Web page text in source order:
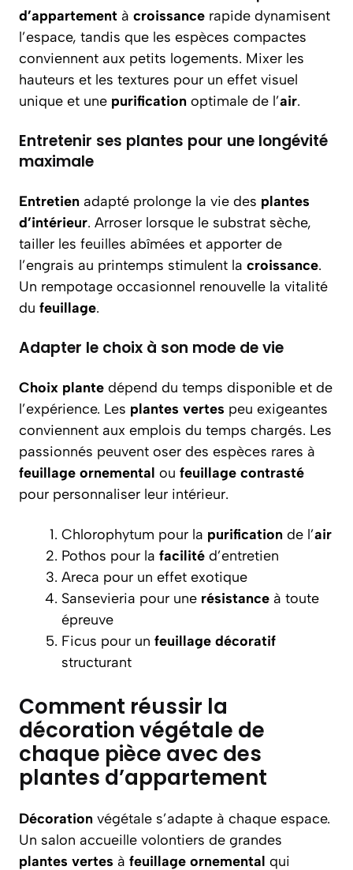
d’appartement à croissance rapide dynamisent
l’espace, tandis que les espèces compactes
conviennent aux petits logements. Mixer les
hauteurs et les textures pour un effet visuel
unique et une purification optimale de l’air.
Entretenir ses plantes pour une longévité
maximale
Entretien adapté prolonge la vie des plantes
d’intérieur. Arroser lorsque le substrat sèche,
tailler les feuilles abîmées et apporter de
l’engrais au printemps stimulent la croissance.
Un rempotage occasionnel renouvelle la vitalité
du feuillage.
Adapter le choix à son mode de vie
Choix plante dépend du temps disponible et de
l’expérience. Les plantes vertes peu exigeantes
conviennent aux emplois du temps chargés. Les
passionnés peuvent oser des espèces rares à
feuillage ornemental ou feuillage contrasté
pour personnaliser leur intérieur.
Chlorophytum pour la purification de l’air
Pothos pour la facilité d’entretien
Areca pour un effet exotique
Sansevieria pour une résistance à toute
épreuve
Ficus pour un feuillage décoratif
structurant
Comment réussir la
décoration végétale de
chaque pièce avec des
plantes d’appartement
Décoration végétale s’adapte à chaque espace.
Un salon accueille volontiers de grandes
plantes vertes à feuillage ornemental qui